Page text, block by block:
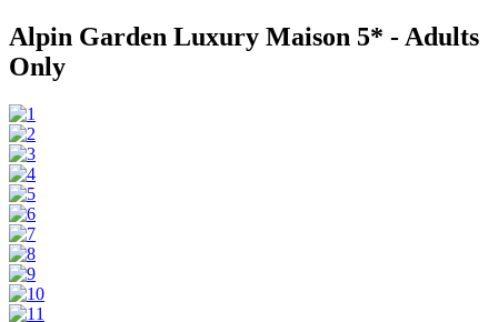
Alpin Garden Luxury Maison 5* - Adults
Only